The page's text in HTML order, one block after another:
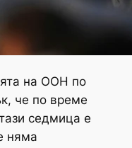
на ООН по
че по време
седмица е
няма